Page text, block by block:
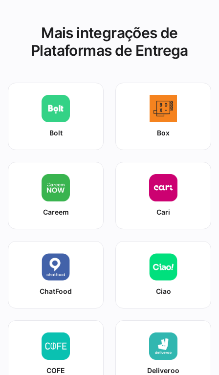
Mais integrações de
Plataformas de Entrega
Bolt Box
Careem Cari
ChatFood Ciao
COFE Deliveroo